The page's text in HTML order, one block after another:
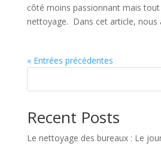
côté moins passionnant mais
nettoyage. Dans cet article, nous
« Entrées précédentes
Recent Posts
Le nettoyage des bureaux : Le